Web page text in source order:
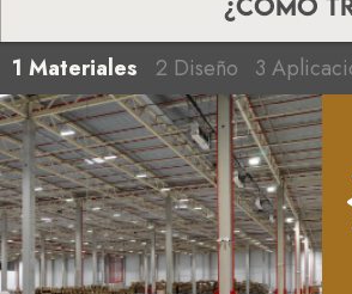
1 Materiales 2 Diseño 3